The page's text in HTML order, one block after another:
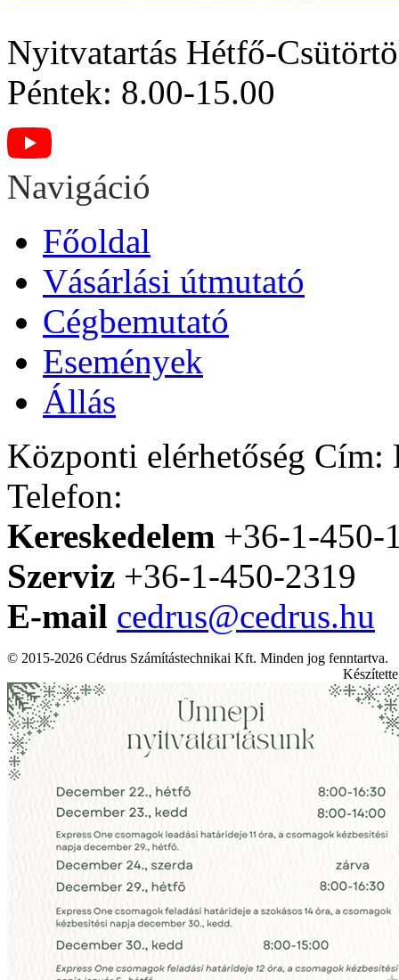
Nyitvatartás Hétfő-
Péntek: 8.00-15.00
Navigáció
Főoldal
Vásárlási útmutató
Cégbemutató
Események
Állás
Központi elérhetőség Cím:
Telefon:
Kereskedelem +36-1-450-
Szerviz +36-1-450-2319
E-mail cedrus@cedrus.hu
© 2015-2026 Cédrus Számítástechnikai Kft. Minden jog fenntartva.